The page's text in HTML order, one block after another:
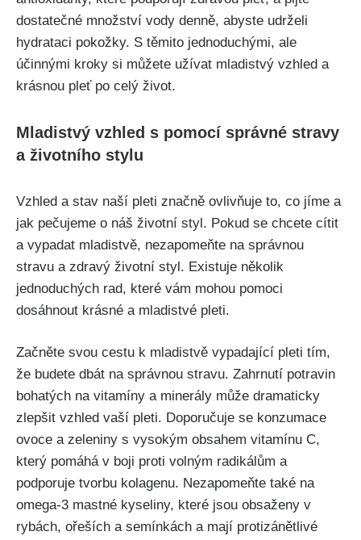
dostatečné množství⁣ vody⁤ denně, ‌abyste udrželi
hydrataci pokožky. S těmito ⁢jednoduchými, ale
účinnými kroky si můžete ⁣užívat mladistvý vzhled‌ a
krásnou pleť po‌ celý život.
Mladistvý vzhled s pomocí ‍správné​ stravy⁣
a ⁣životního stylu
Vzhled a stav naší pleti značně ovlivňuje to, co jíme a
jak ​pečujeme o náš ⁤životní styl. Pokud se chcete cítit
a‍ vypadat mladistvě, nezapomeňte⁤ na správnou
stravu a zdravý ‍životní ⁢styl. Existuje několik
jednoduchých rad, které vám mohou pomoci
dosáhnout krásné a mladistvé pleti.
Začněte svou‍ cestu k ⁤mladistvě vypadající pleti tím,
že budete dbát na správnou stravu. Zahrnutí potravin
bohatých na vitamíny a minerály může‍ dramaticky
zlepšit vzhled ​vaší pleti. ‌Doporučuje⁤ se konzumace
ovoce a zeleniny‍ s vysokým obsahem vitamínu C,⁤
který pomáhá v ⁣boji proti volným radikálům a
podporuje tvorbu ‍kolagenu. Nezapomeňte⁤ také na
⁢omega-3 mastné kyseliny, které jsou obsaženy v
rybách, ořeších a ‍semínkách a mají ⁤protizánětlivé